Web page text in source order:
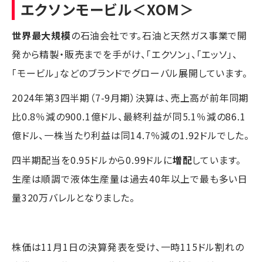
エクソンモービル＜XOM＞
世界最大規模の石油会社です。石油と天然ガス事業で開
発から精製・販売までを手がけ、「エクソン」、「エッソ」、
「モービル」などのブランドでグローバル展開しています。
2024年第3四半期（7-9月期）決算は、売上高が前年同期
比0.8％減の900.1億ドル、最終利益が同5.1％減の86.1
億ドル、一株当たり利益は同14.7％減の1.92ドルでした。
四半期配当を0.95ドルから0.99ドルに増配しています。
生産は順調で液体生産量は過去40年以上で最も多い日
量320万バレルとなりました。
株価は11月1日の決算発表を受け、一時115ドル割れの